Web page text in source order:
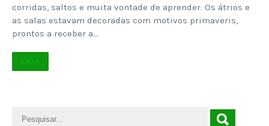
corridas, saltos e muita vontade de aprender. Os átrios e
as salas estavam decoradas com motivos primaveris,
prontos a receber a…
Ler +